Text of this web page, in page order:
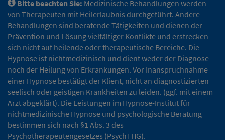
Bitte beachten Sie: Medizinische Behandlungen werden
von Therapeuten mit Heilerlaubnis durchgeführt. Andere
Behandlungen sind beratende Tätigkeiten und dienen der
Prävention und Lösung vielfältiger Konflikte und erstrecken
sich nicht auf heilende oder therapeutische Bereiche. Die
Hypnose ist nichtmedizinisch und dient weder der Diagnose
noch der Heilung von Erkrankungen. Vor Inanspruchnahme
einer Hypnose bestätigt der Klient, nicht an diagnostizierten
seelisch oder geistigen Krankheiten zu leiden. (ggf. mit einem
Arzt abgeklärt). Die Leistungen im Hypnose-Institut für
nichtmedizinische Hypnose und psychologische Beratung
bestimmen sich nach §1 Abs. 3 des
Psychotherapeutengesetzes (PsychTHG).